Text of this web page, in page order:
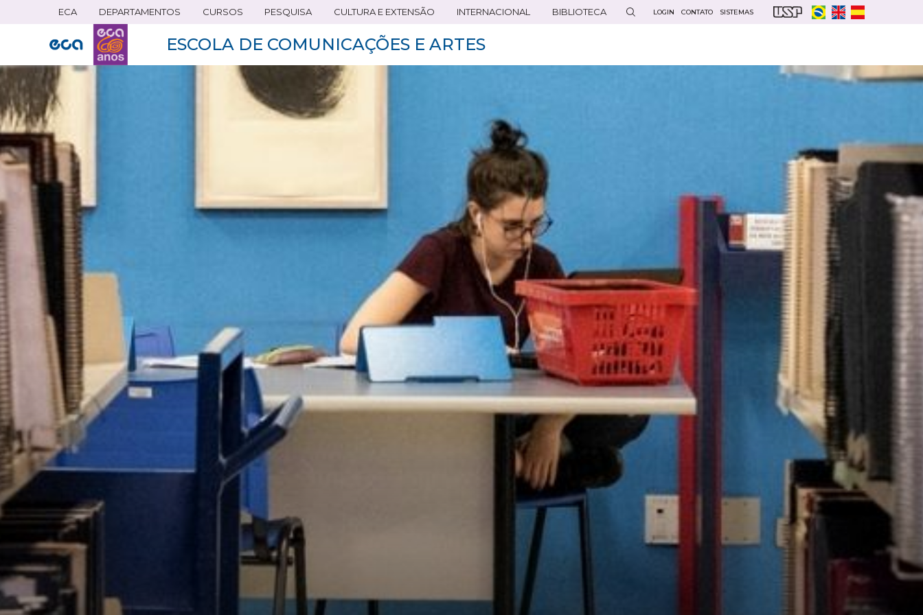
conteúdo
principal
ECA DEPARTAMENTOS CURSOS PESQUISA CULTURA E EXTENSÃO INTERNACIONAL BIBLIOTECA LOGIN CONTATO SISTEMAS
ESCOLA DE COMUNICAÇÕES E ARTES